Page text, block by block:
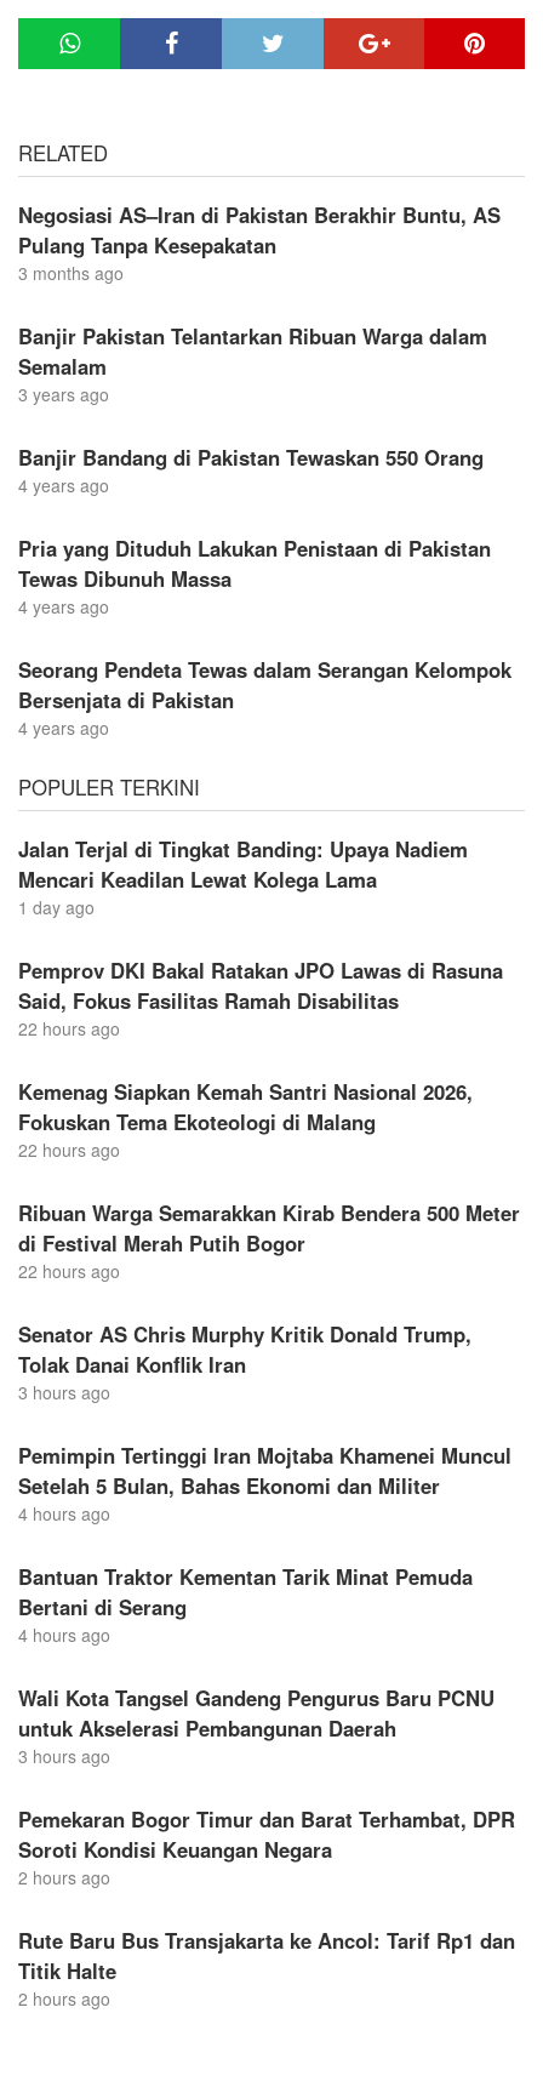
RELATED
Negosiasi AS–Iran di Pakistan Berakhir Buntu, AS
Pulang Tanpa Kesepakatan
3 months ago
Banjir Pakistan Telantarkan Ribuan Warga dalam
Semalam
3 years ago
Banjir Bandang di Pakistan Tewaskan 550 Orang
4 years ago
Pria yang Dituduh Lakukan Penistaan di Pakistan
Tewas Dibunuh Massa
4 years ago
Seorang Pendeta Tewas dalam Serangan Kelompok
Bersenjata di Pakistan
4 years ago
POPULER TERKINI
Jalan Terjal di Tingkat Banding: Upaya Nadiem
Mencari Keadilan Lewat Kolega Lama
1 day ago
Pemprov DKI Bakal Ratakan JPO Lawas di Rasuna
Said, Fokus Fasilitas Ramah Disabilitas
22 hours ago
Kemenag Siapkan Kemah Santri Nasional 2026,
Fokuskan Tema Ekoteologi di Malang
22 hours ago
Ribuan Warga Semarakkan Kirab Bendera 500 Meter
di Festival Merah Putih Bogor
22 hours ago
Senator AS Chris Murphy Kritik Donald Trump,
Tolak Danai Konflik Iran
3 hours ago
Pemimpin Tertinggi Iran Mojtaba Khamenei Muncul
Setelah 5 Bulan, Bahas Ekonomi dan Militer
4 hours ago
Bantuan Traktor Kementan Tarik Minat Pemuda
Bertani di Serang
4 hours ago
Wali Kota Tangsel Gandeng Pengurus Baru PCNU
untuk Akselerasi Pembangunan Daerah
3 hours ago
Pemekaran Bogor Timur dan Barat Terhambat, DPR
Soroti Kondisi Keuangan Negara
2 hours ago
Rute Baru Bus Transjakarta ke Ancol: Tarif Rp1 dan
Titik Halte
2 hours ago